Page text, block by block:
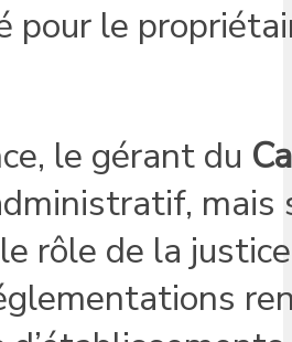
pour le
le gérant du
mais
rôle de la